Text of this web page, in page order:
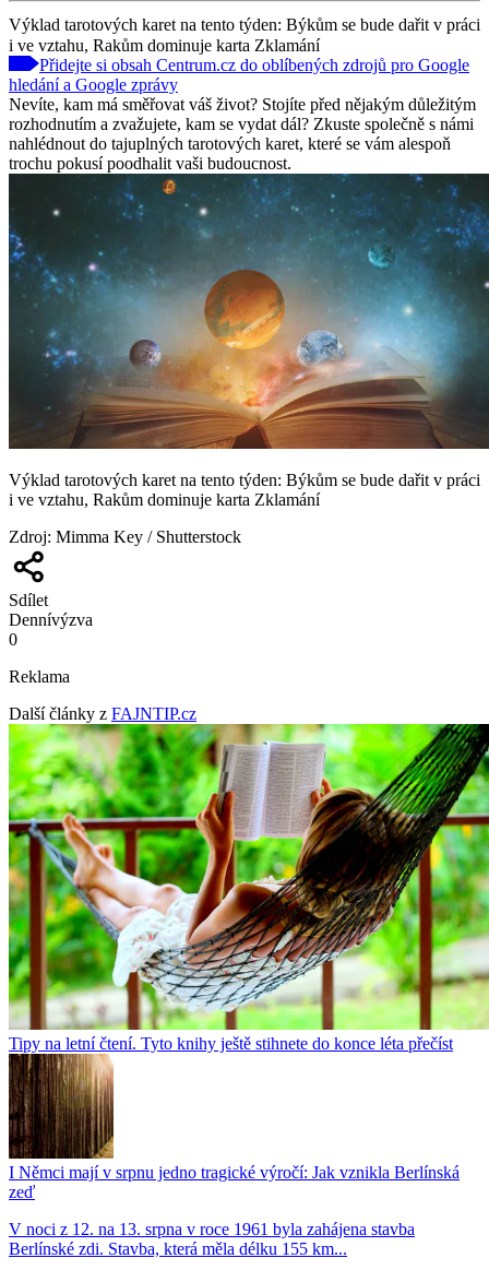
Výklad tarotových karet na tento týden: Býkům se bude dařit v práci
i ve vztahu, Rakům dominuje karta Zklamání
Přidejte si obsah Centrum.cz do oblíbených zdrojů pro Google
hledání a Google zprávy
Nevíte, kam má směřovat váš život? Stojíte před nějakým důležitým
rozhodnutím a zvažujete, kam se vydat dál? Zkuste společně s námi
nahlédnout do tajuplných tarotových karet, které se vám alespoň
trochu pokusí poodhalit vaši budoucnost.
Výklad tarotových karet na tento týden: Býkům se bude dařit v práci
i ve vztahu, Rakům dominuje karta Zklamání
Zdroj: Mimma Key / Shutterstock
Sdílet
Dennívýzva
0
Reklama
Další články z FAJNTIP.cz
Tipy na letní čtení. Tyto knihy ještě stihnete do konce léta přečíst
I Němci mají v srpnu jedno tragické výročí: Jak vznikla Berlínská
zeď
V noci z 12. na 13. srpna v roce 1961 byla zahájena stavba
Berlínské zdi. Stavba, která měla délku 155 km...